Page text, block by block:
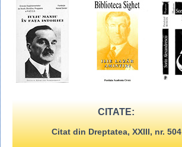
CITATE:
Citat din Dreptatea, XXIII, nr. 504